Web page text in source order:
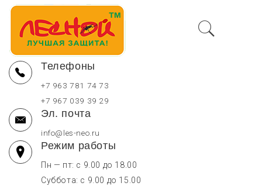
Перейти
содержимому
LesNeo — купить средства от комаров оптом в Москве и РФ
Защита от кровососущих насекомых, репелленты
Телефоны
+7 963 781 74 73
+7 967 039 39 29
Эл. почта
info@les-neo.ru
Режим работы
Пн — пт: с 9.00 до 18.00
Суббота: с 9.00 до 15.00